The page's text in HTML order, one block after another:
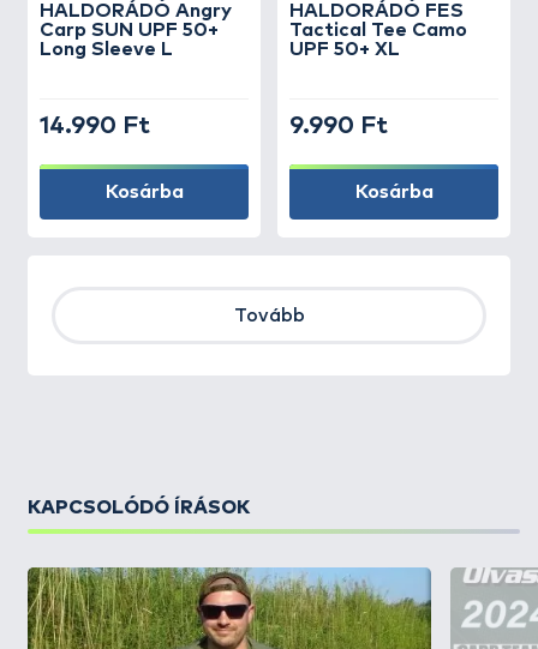
HALDORÁDÓ Angry
Carp SUN UPF 50+
Long Sleeve L
14.990 Ft
Kosárba
HALDORÁDÓ FES
Tactical Tee Camo
UPF 50+ XL
9.990 Ft
Kosárba
Tovább
KAPCSOLÓDÓ ÍRÁSOK